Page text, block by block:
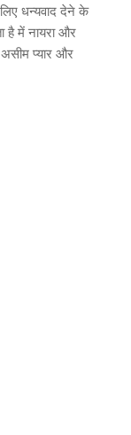
लिए धन्यवाद देने के
है में नायरा और
प्यार और